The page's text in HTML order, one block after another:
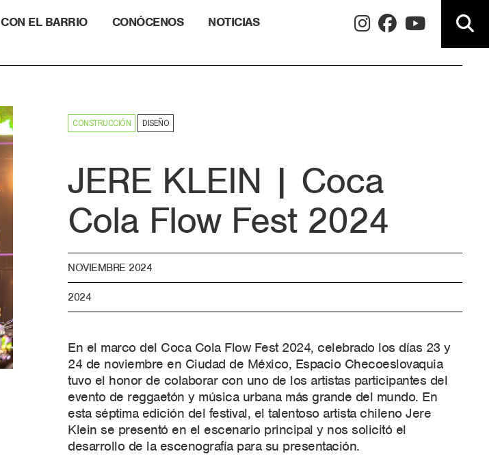
CON EL BARRIO CONÓCENOS NOTICIAS
CONSTRUCCIÓN DISEÑO
JERE KLEIN | Coca
Cola Flow Fest 2024
NOVIEMBRE 2024
2024
En el marco del Coca Cola Flow Fest 2024, celebrado los días 23 y
24 de noviembre en Ciudad de México, Espacio Checoeslovaquia
tuvo el honor de colaborar con uno de los artistas participantes del
evento de reggaetón y música urbana más grande del mundo. En
esta séptima edición del festival, el talentoso artista chileno Jere
Klein se presentó en el escenario principal y nos solicitó el
desarrollo de la escenografía para su presentación.